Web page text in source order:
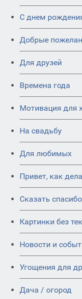
C днем
Добрые
Для друзей
Времена года
Мотивация для
На свадьбу
Для любимых
Привет, как
Сказать спасибо
Картинки без
Новости и
Угощения для
Дача / огород